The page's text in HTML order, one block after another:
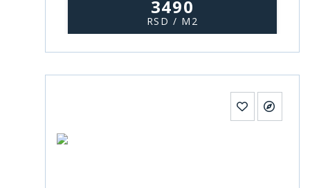
3490
RSD / M2